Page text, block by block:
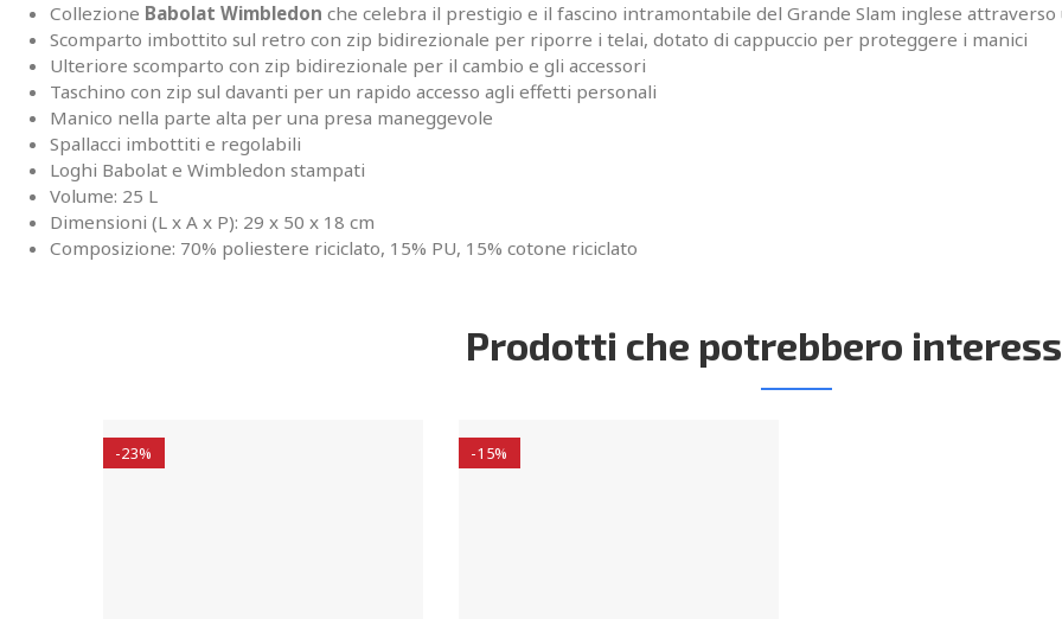
Collezione Babolat Wimbledon che celebra il prestigio e il fascino intramontabile del Grande Slam inglese
Scomparto imbottito sul retro con zip bidirezionale per riporre i telai, dotato di cappuccio per proteggere i manici
Ulteriore scomparto con zip bidirezionale per il cambio e gli accessori
Taschino con zip sul davanti per un rapido accesso agli effetti personali
Manico nella parte alta per una presa maneggevole
Spallacci imbottiti e regolabili
Loghi Babolat e Wimbledon stampati
Volume: 25 L
Dimensioni (L x A x P): 29 x 50 x 18 cm
Composizione: 70% poliestere riciclato, 15% PU, 15% cotone riciclato
Prodotti che potrebbero
-23% -15%